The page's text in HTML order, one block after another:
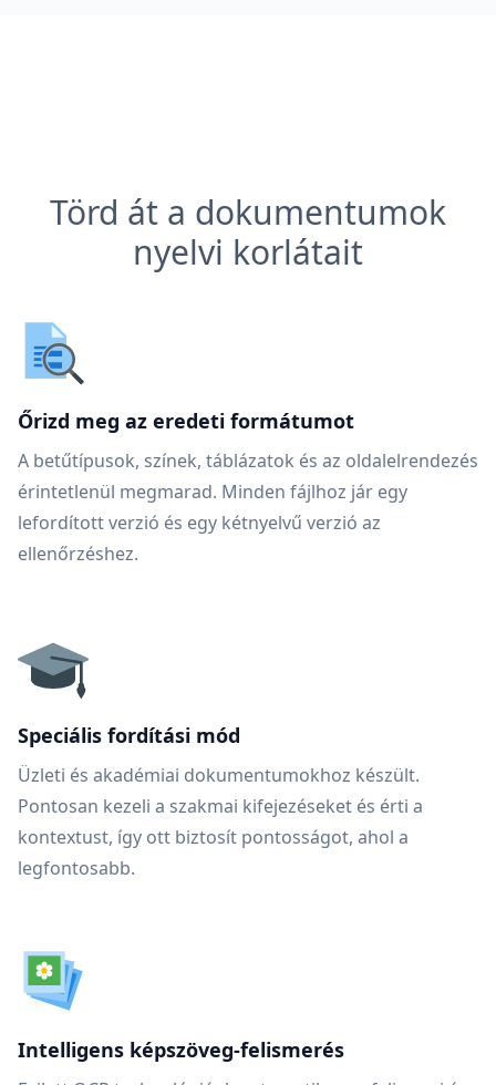
Törd át a dokumentumok
nyelvi korlátait
Őrizd meg az eredeti formátumot
A betűtípusok, színek, táblázatok és az oldalelrendezés
érintetlenül megmarad. Minden fájlhoz jár egy
lefordított verzió és egy kétnyelvű verzió az
ellenőrzéshez.
Speciális fordítási mód
Üzleti és akadémiai dokumentumokhoz készült.
Pontosan kezeli a szakmai kifejezéseket és érti a
kontextust, így ott biztosít pontosságot, ahol a
legfontosabb.
Intelligens képszöveg-felismerés